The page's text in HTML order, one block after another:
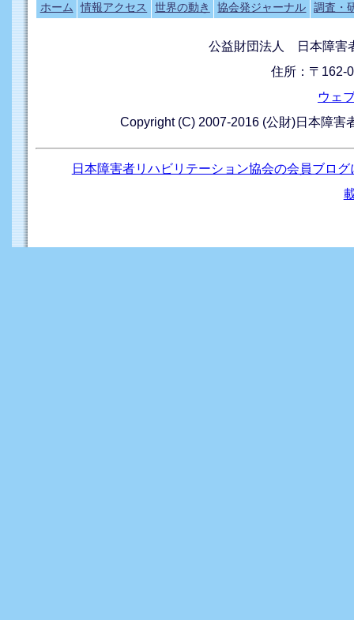
ホーム 情報アクセス 世界の動き 協会発ジャーナル 調査・
公益財団法人 日本障害
住所：〒162-
ウェ
Copyright (C) 2007-2016 (公財)日本障
日本障害者リハビリテーション協会の会員ブロ